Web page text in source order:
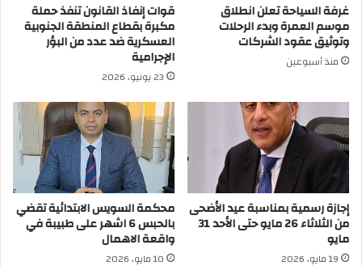
غرفة السياحة تعلن انطلاق
موسم العمرة وبدء الرحلات
وتوثيق عقود الشركات
منذ أسبوعين
قوات إنفاذ القانون تنفذ حملة
مكبرة بقطاع المنطقة الجنوبية
العسكرية ضد عدد من البؤر
الإجرامية
23 يونيو، 2026
إجازة رسمية بمناسبة عيد الأضحى
من الثلاثاء 26 مايو حتى الأحد 31
مايو
19 مايو، 2026
محكمة السويس الابتدائية تقضي
بالحبس 6 اشهر على طبيبة في
واقعة الاهمال
10 مايو، 2026